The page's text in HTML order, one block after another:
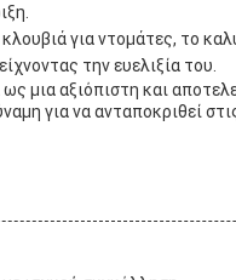
για ντομάτες, το
την ευελιξία του.
μια αξιόπιστη και
για να ανταποκριθεί